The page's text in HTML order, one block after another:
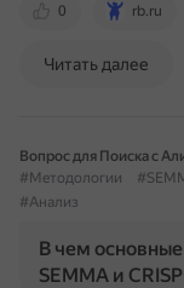
0 rb.ru
Читать далее
Вопрос для Поиска с
#Методологии
#Анализ
В чем
SEMMA и